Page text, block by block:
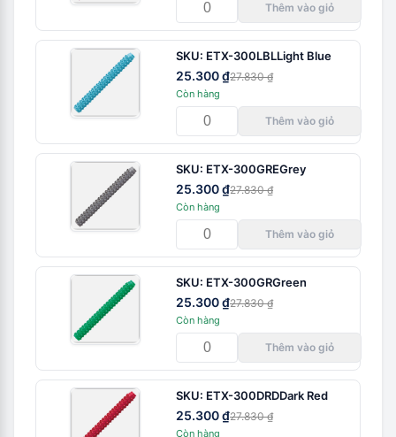
Thêm vào giỏ
SKU: ETX-300LBLLight Blue
25.300 ₫27.830 ₫
Còn hàng
Thêm vào giỏ
SKU: ETX-300GREGrey
25.300 ₫27.830 ₫
Còn hàng
Thêm vào giỏ
SKU: ETX-300GRGreen
25.300 ₫27.830 ₫
Còn hàng
Thêm vào giỏ
SKU: ETX-300DRDDark Red
25.300 ₫27.830 ₫
Còn hàng